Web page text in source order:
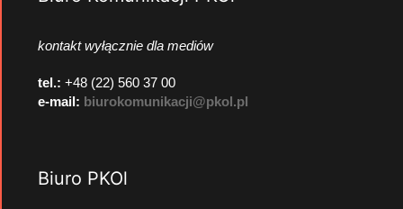
kontakt wyłącznie dla mediów
tel.: +48 (22) 560 37 00
e-mail: biurokomunikacji@pkol.pl
Biuro PKOl